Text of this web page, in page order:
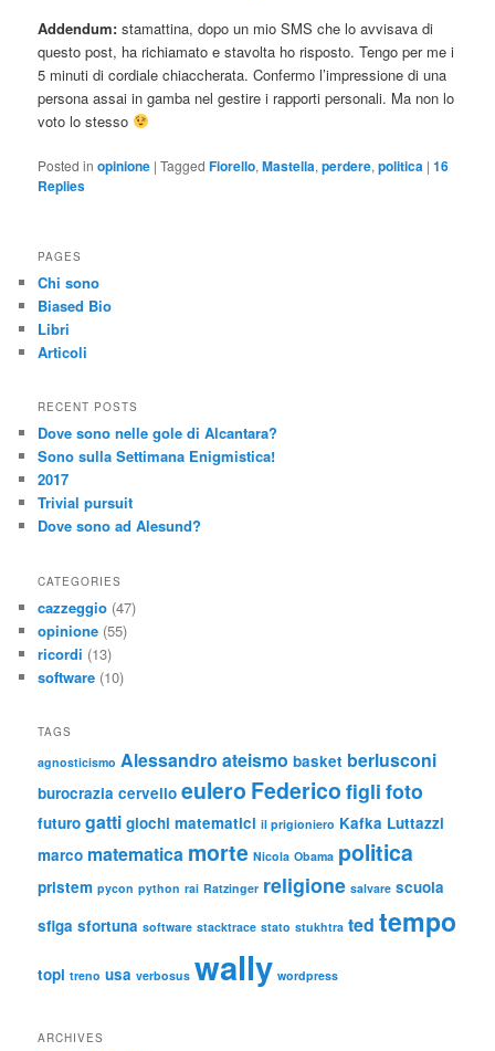
Addendum: stamattina, dopo un mio SMS che lo avvisava di
questo post, ha richiamato e stavolta ho risposto. Tengo per me i
5 minuti di cordiale chiaccherata. Confermo l’impressione di una
persona assai in gamba nel gestire i rapporti personali. Ma non lo
voto lo stesso
Posted in opinione |Tagged Fiorello,Mastella,perdere,politica |16
Replies
PAGES
Chi sono
Biased Bio
Libri
Articoli
RECENT POSTS
Dove sono nelle gole di Alcantara?
Sono sulla Settimana Enigmistica!
2017
Trivial pursuit
Dove sono ad Alesund?
CATEGORIES
cazzeggio (47)
opinione (55)
ricordi (13)
software (10)
TAGS
agnosticismo Alessandro ateismo basket berlusconi
burocrazia cervello eulero Federico figli foto
futuro gatti giochi matematici il prigioniero Kafka Luttazzi
marco matematica morte Nicola Obama politica
pristem pycon python rai Ratzinger religione salvare scuola
sfiga sfortuna software stacktrace stato stukhtra ted tempo
topi treno usa verbosus wally wordpress
ARCHIVES